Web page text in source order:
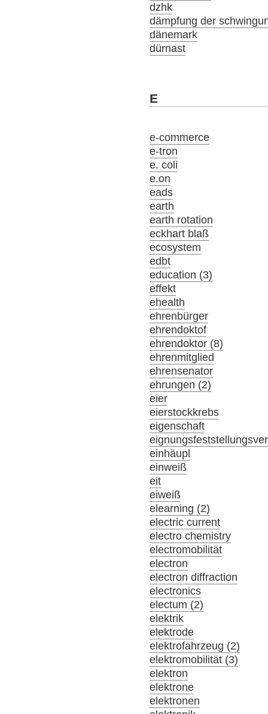
dzhk
dämpfung der
dänemark
dürnast
E
e-commerce
e-tron
e. coli
e.on
eads
earth
earth rotation
eckhart blaß
ecosystem
edbt
education (3)
effekt
ehealth
ehrenbürger
ehrendoktof
ehrendoktor (8)
ehrenmitglied
ehrensenator
ehrungen (2)
eier
eierstockkrebs
eigenschaft
einhäupl
einweiß
eit
eiweiß
elearning (2)
electric current
electro chemistry
electromobilität
electron
electron diffraction
electronics
electum (2)
elektrik
elektrode
elektrofahrzeug (2)
elektromobilität (3)
elektron
elektrone
elektronen